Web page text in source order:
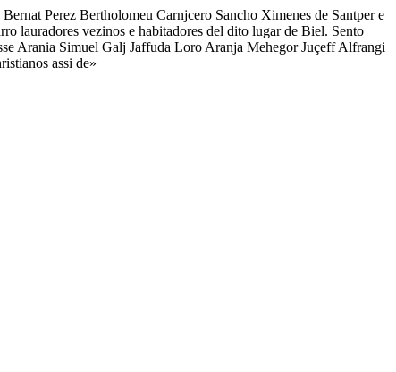
Perez Bertholomeu Carnjcero Sancho Ximenes de Santper e
lauradores vezinos e habitadores del dito lugar de Biel. Sento
Arania Simuel Galj Jaffuda Loro Aranja Mehegor Juçeff Alfrangi
assi de»